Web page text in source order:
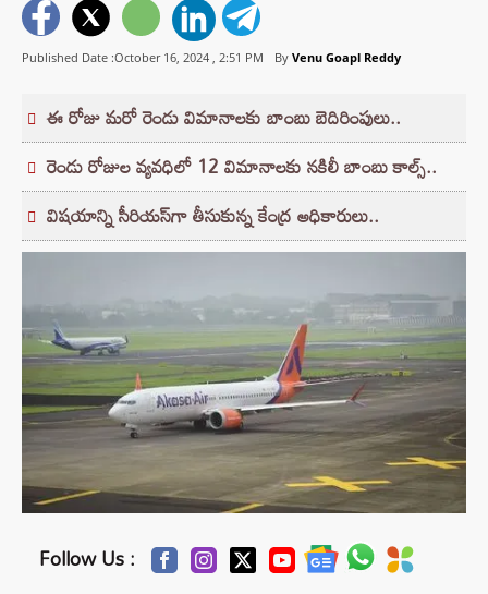
Published Date :October 16, 2024 , 2:51 PM By Venu Goapl Reddy
ఈ రోజు మరో రెండు విమానాలకు బాంబు బెదిరింపులు..
రెండు రోజుల వ్యవధిలో 12 విమానాలకు నకిలీ బాంబు కాల్స్..
విషయాన్ని సీరియస్‌గా తీసుకున్న కేంద్ర అధికారులు..
Follow Us :